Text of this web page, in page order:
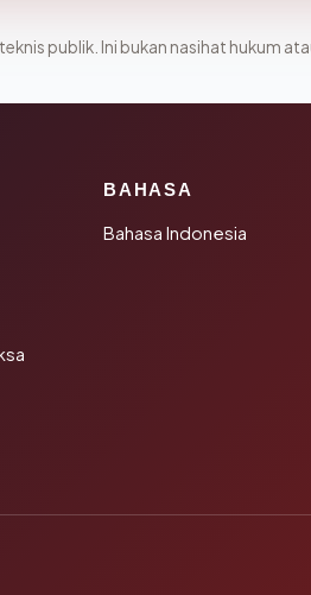
publik. Ini bukan nasihat hukum
BAHASA
Bahasa Indonesia